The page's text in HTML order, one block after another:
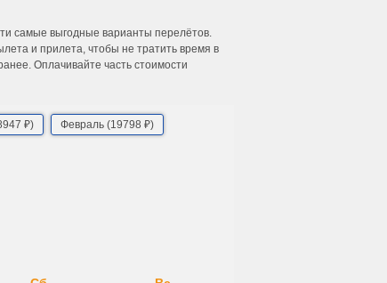
самые выгодные варианты перелётов.
и прилета, чтобы не тратить время в
Оплачивайте часть стоимости
₽)
Февраль (19798 ₽)